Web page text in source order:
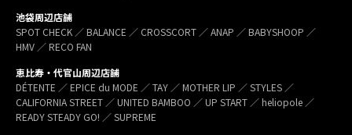
池袋周辺店舗
SPOT CHECK ／ BALANCE ／ CROSSCORT ／ ANAP ／ BABYSHOOP ／
HMV ／ RECO FAN
恵比寿・代官山周辺店舗
DÉTENTE ／ EPICE du MODE ／ TAY ／ MOTHER LIP ／ STYLES ／
CALIFORNIA STREET ／ UNITED BAMBOO ／ UP START ／ heliopole ／
READY STEADY GO! ／ SUPREME